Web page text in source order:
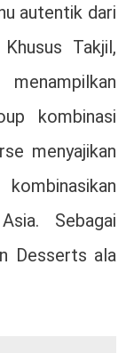
autentik dari
Takjil,
kombinasi
menyajikan
Sebagai
Desserts ala